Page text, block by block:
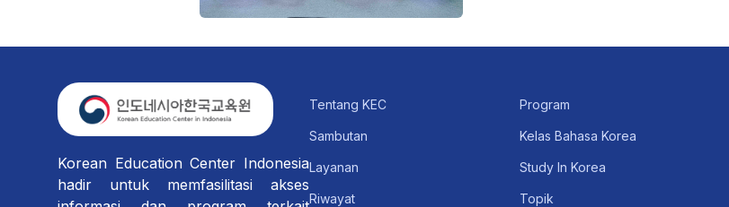
Korean Education Center Indonesia
hadir untuk memfasilitasi akses
Tentang KEC
Sambutan
Layanan
Riwayat
Program
Kelas Bahasa Korea
Study In Korea
Topik